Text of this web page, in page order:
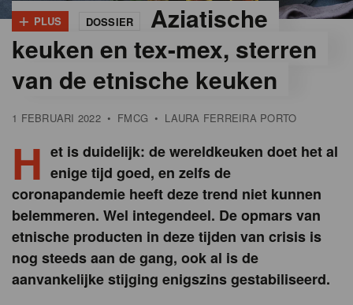
+ PLUS DOSSIER
Aziatische
keuken en tex-mex, sterren
van de etnische keuken
1 FEBRUARI 2022 • FMCG • LAURA FERREIRA PORTO
H et is duidelijk: de wereldkeuken doet het al
enige tijd goed, en zelfs de
coronapandemie heeft deze trend niet kunnen
belemmeren. Wel integendeel. De opmars van
etnische producten in deze tijden van crisis is
nog steeds aan de gang, ook al is de
aanvankelijke stijging enigszins gestabiliseerd.